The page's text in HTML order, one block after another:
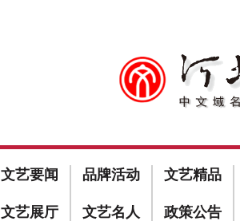
文艺要闻 品牌活动 文艺精品
文艺展厅 文艺名人 政策公告